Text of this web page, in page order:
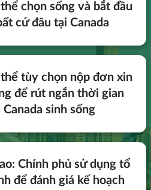
chọn sống và bắt đầu
cứ đâu tại Canada
tùy chọn nộp đơn xin
để rút ngắn thời gian
sinh sống
Chính phủ sử dụng tổ
để đánh giá kế hoạch